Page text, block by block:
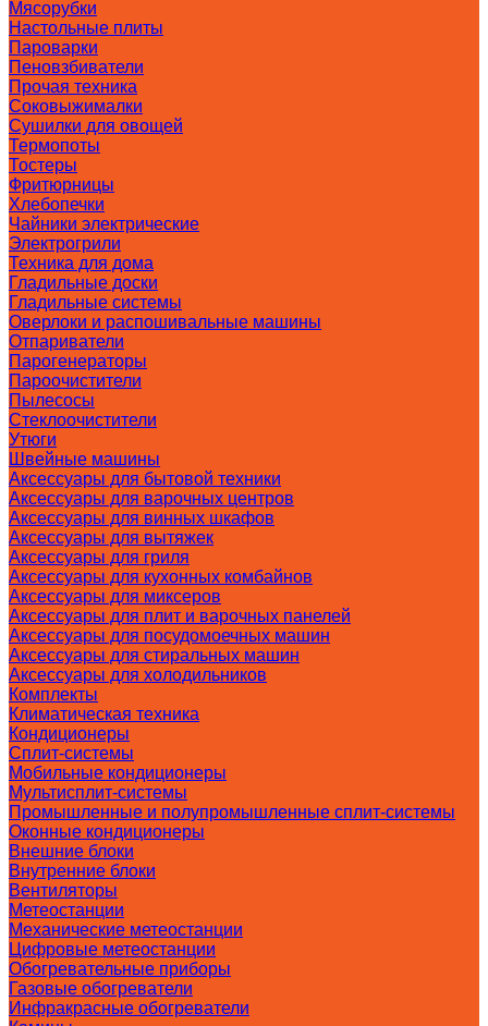
Мясорубки
Настольные плиты
Пароварки
Пеновзбиватели
Прочая техника
Соковыжималки
Сушилки для овощей
Термопоты
Тостеры
Фритюрницы
Хлебопечки
Чайники электрические
Электрогрили
Техника для дома
Гладильные доски
Гладильные системы
Оверлоки и распошивальные машины
Отпариватели
Парогенераторы
Пароочистители
Пылесосы
Стеклоочистители
Утюги
Швейные машины
Аксессуары для бытовой техники
Аксессуары для варочных центров
Аксессуары для винных шкафов
Аксессуары для вытяжек
Аксессуары для гриля
Аксессуары для кухонных комбайнов
Аксессуары для миксеров
Аксессуары для плит и варочных панелей
Аксессуары для посудомоечных машин
Аксессуары для стиральных машин
Аксессуары для холодильников
Комплекты
Климатическая техника
Кондиционеры
Сплит-системы
Мобильные кондиционеры
Мультисплит-системы
Промышленные и полупромышленные сплит-системы
Оконные кондиционеры
Внешние блоки
Внутренние блоки
Вентиляторы
Метеостанции
Механические метеостанции
Цифровые метеостанции
Обогревательные приборы
Газовые обогреватели
Инфракрасные обогреватели